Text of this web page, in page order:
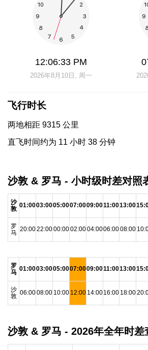
12:06:33 PM
2026年8月10日, 周一
飞行时长
两地相距 9315 公里
直飞时间约为 11 小时 38 分钟
沙敦 & 罗马 - 小时级时差对照
沙
敦 01:0003:0005:0007:0009:0011:0013:00
罗
马 20:0022:0000:0002:0004:0006:0008:00
罗
马 01:0003:0005:0007:0009:0011:0013:00
沙
敦 06:0008:00 10:00 12:00 14:0016:00 18:00
沙敦 & 罗马 - 2026年全年时差